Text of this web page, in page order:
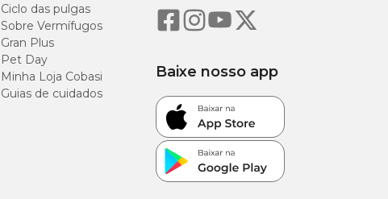
Ciclo das pulgas
Sobre Vermífugos
Gran Plus
Pet Day
Minha Loja Cobasi
Guias de cuidados
Baixe nosso app